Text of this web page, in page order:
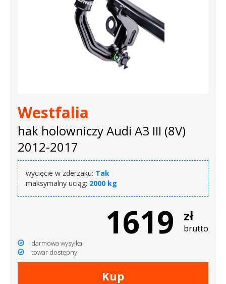
Westfalia
hak holowniczy Audi A3 III (8V)
2012-2017
wycięcie w zderzaku: Tak
maksymalny uciąg: 2000 kg
1619 zł
brutto
darmowa wysyłka
towar dostępny
Kup